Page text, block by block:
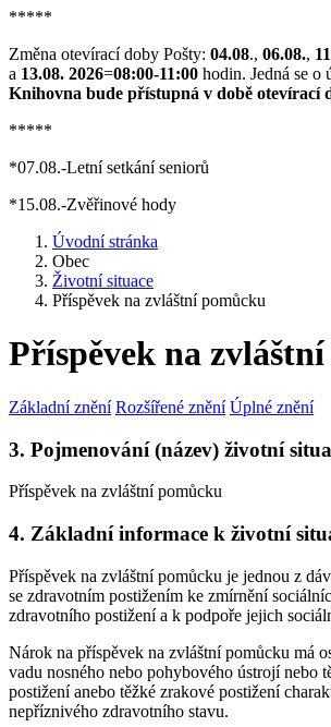
*****
Změna otevírací doby Pošty: 04.08., 06.08.,
a 13.08. 2026=08:00-11:00 hodin. Jedná se o
Knihovna bude přístupná v době otevírací
*****
*07.08.-Letní setkání seniorů
*15.08.-Zvěřinové hody
Úvodní stránka
Obec
Životní situace
Příspěvek na zvláštní pomůcku
Příspěvek na
Základní znění Rozšířené znění Úplné znění
3. Pojmenování (název) životní
Příspěvek na zvláštní pomůcku
4. Základní informace k životní
Příspěvek na zvláštní pomůcku je jednou z
se zdravotním postižením ke zmírnění
zdravotního postižení a k podpoře jejich
Nárok na příspěvek na zvláštní pomůcku má
vadu nosného nebo pohybového ústrojí nebo
postižení anebo těžké zrakové postižení
nepříznivého zdravotního stavu.